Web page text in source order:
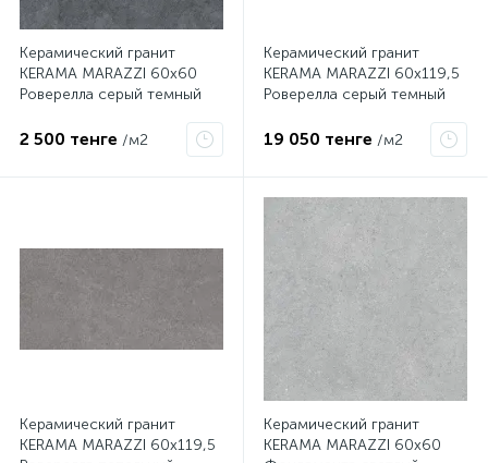
Керамический гранит
KERAMA MARAZZI 60х60
Роверелла серый темный
2 500 тенге /м2
Керамический гранит
KERAMA MARAZZI 60х119,5
Роверелла серый темный
19 050 тенге /м2
Керамический гранит
KERAMA MARAZZI 60х119,5
Керамический гранит
KERAMA MARAZZI 60х60